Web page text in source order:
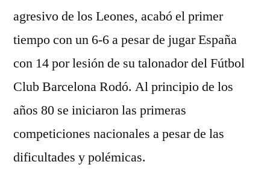
agresivo de los Leones, acabó el primer
tiempo con un 6-6 a pesar de jugar España
con 14 por lesión de su talonador del Fútbol
Club Barcelona Rodó. Al principio de los
años 80 se iniciaron las primeras
competiciones nacionales a pesar de las
dificultades y polémicas.